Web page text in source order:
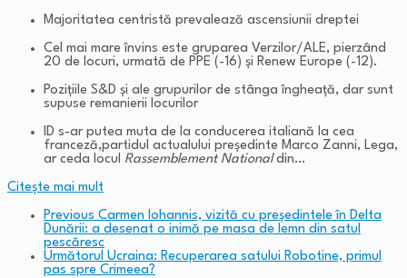
Majoritatea centristă prevalează ascensiunii dreptei
Cel mai mare învins este gruparea Verzilor/ALE, pierzând
20 de locuri, urmată de PPE (-16) și Renew Europe (-12).
Pozițiile S&D și ale grupurilor de stânga îngheață, dar sunt
supuse remanierii locurilor
ID s-ar putea muta de la conducerea italiană la cea
franceză,partidul actualului președinte Marco Zanni, Lega,
ar ceda locul Rassemblement Nationaldin…
Citeşte mai mult
Previous Carmen Iohannis, vizită cu președintele în Delta
Dunării: a desenat o inimă pe masa de lemn din satul
pescăresc
Următorul Ucraina: Recuperarea satului Robotine, primul
pas spre Crimeea?